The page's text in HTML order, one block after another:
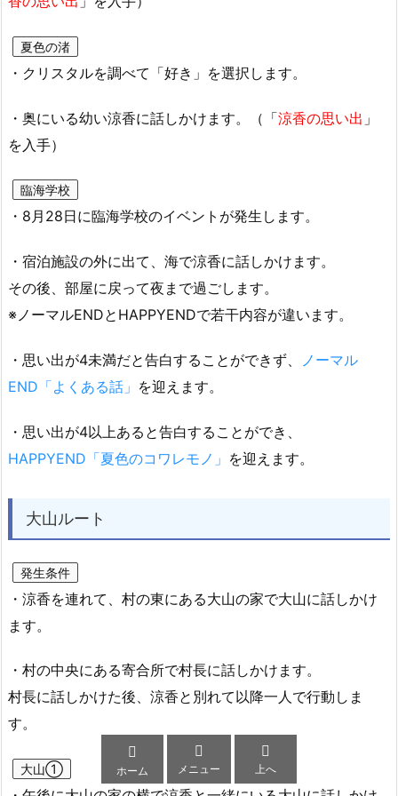
夏色の渚
・クリスタルを調べて「好き」を選択します。
・奥にいる幼い涼香に話しかけます。（「涼香の思い出 」
を入手）
臨海学校
・8月28日に臨海学校のイベントが発生します。
・宿泊施設の外に出て、海で涼香に話しかけます。
その後、部屋に戻って夜まで過ごします。
※ノーマルENDとHAPPYENDで若干内容が違います。
・思い出が4未満だと告白することができず、
ノーマル
END「よくある話」 を迎えます。
・思い出が4以上あると告白することができ、
HAPPYEND「夏色のコワレモノ」 を迎えます。
大山ルート
発生条件
・涼香を連れて、村の東にある大山の家で大山に話しかけ
ます。
・村の中央にある寄合所で村長に話しかけます。
村長に話しかけた後、涼香と別れて以降一人で行動しま
す。
大山①

ホーム

メニュー

上へ